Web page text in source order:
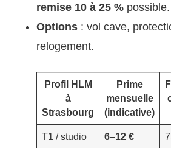
remise 10 à 25 % possible.
Options : vol cave,
relogement.
Profil HLM
à
Strasbourg
Prime
mensuelle
(indicative)
T1 / studio 6–12 €